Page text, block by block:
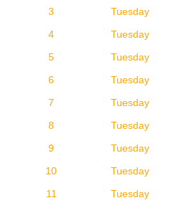
3
Tuesday
4
Tuesday
5
Tuesday
6
Tuesday
7
Tuesday
8
Tuesday
9
Tuesday
10
Tuesday
11
Tuesday